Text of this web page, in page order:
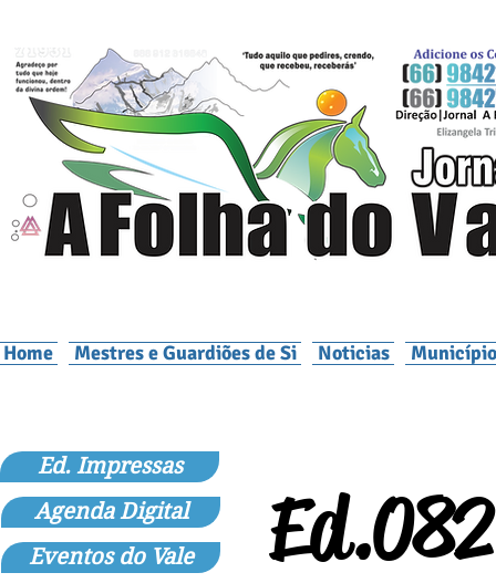
Home Mestres e Guardiões de Si Noticias
Ed. Impressas
Agenda Digital
Eventos do Vale